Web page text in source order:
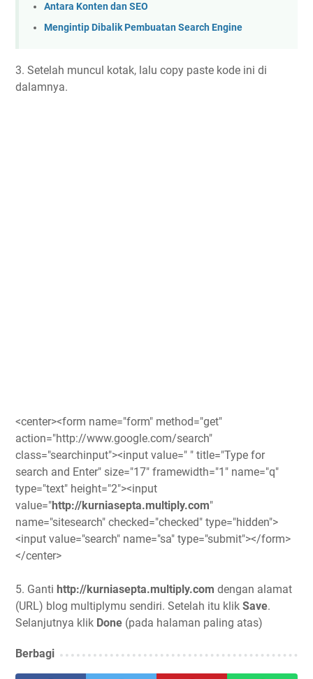
Antara Konten dan SEO
Mengintip Dibalik Pembuatan Search Engine
3. Setelah muncul kotak, lalu copy paste kode ini di
dalamnya.
<center><form name="form" method="get"
action="http://www.google.com/search"
class="searchinput"><input value=" " title="Type for
search and Enter" size="17" framewidth="1" name="q"
type="text" height="2"><input
value="http://kurniasepta.multiply.com"
name="sitesearch" checked="checked" type="hidden">
<input value="search" name="sa" type="submit"></form>
</center>
5. Ganti http://kurniasepta.multiply.com dengan alamat
(URL) blog multiplymu sendiri. Setelah itu klik Save.
Selanjutnya klik Done (pada halaman paling atas)
Berbagi